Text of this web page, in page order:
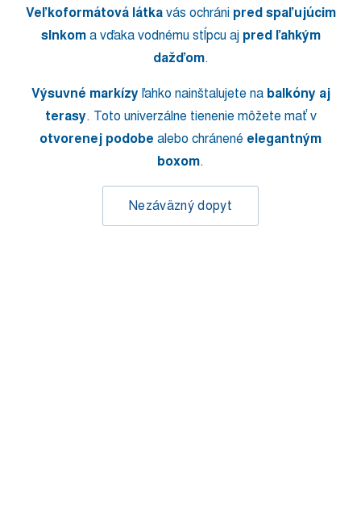
Veľkoformátová látkavás ochráni pred spaľujúcim
slnkoma vďaka vodnému stĺpcu aj pred ľahkým
dažďom.
Výsuvné markízyľahko nainštalujete na balkóny aj
terasy. Toto univerzálne tienenie môžete mať v
otvorenej podobe alebo chránené elegantným
boxom.
Nezáväzný dopyt